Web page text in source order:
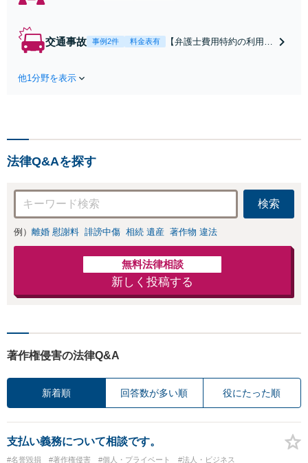
合意してしまう前にご
交通事故 事例2件 料金表有
【弁護士費用特約の利用＆
は損をしてしまうかもしれ
他1分野を表示
法律Q&Aを探す
検索
例） 離婚 慰謝料 誹謗中傷 相続 遺産 著作物 違法
無料法律相談
新しく投稿する
著作権侵害の法律Q&A
新着順 回答数が多い順 役にたった順
支払い義務について相談です。
#名誉毀損 #著作権侵害 #個人・プライベート #法人・ビジネス